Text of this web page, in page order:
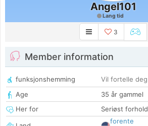
Angel101
Lang tid
3
Member information
funksjonshemming
Vil fortelle deg
Age
35 år gammel
Her for
Seriøst forhold
forente